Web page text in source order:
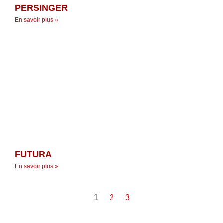
PERSINGER
En savoir plus »
FUTURA
En savoir plus »
1 2 3